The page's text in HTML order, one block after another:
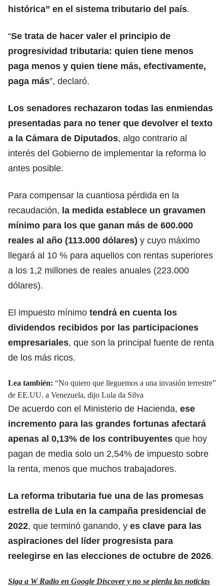
histórica” en el sistema tributario del país.
“Se trata de hacer valer el principio de
progresividad tributaria: quien tiene menos
paga menos y quien tiene más, efectivamente,
paga más”, declaró.
Los senadores rechazaron todas las enmiendas
presentadas para no tener que devolver el texto
a la Cámara de Diputados, algo contrario al
interés del Gobierno de implementar la reforma lo
antes posible.
Para compensar la cuantiosa pérdida en la
recaudación, la medida establece un gravamen
mínimo para los que ganan más de 600.000
reales al año (113.000 dólares) y cuyo máximo
llegará al 10 % para aquellos con rentas superiores
a los 1,2 millones de reales anuales (223.000
dólares).
El impuesto mínimo tendrá en cuenta los
dividendos recibidos por las participaciones
empresariales, que son la principal fuente de renta
de los más ricos.
Lea también: “No quiero que lleguemos a una invasión terrestre”
de EE.UU. a Venezuela, dijo Lula da Silva
De acuerdo con el Ministerio de Hacienda, ese
incremento para las grandes fortunas afectará
apenas al 0,13% de los contribuyentes que hoy
pagan de media solo un 2,54% de impuesto sobre
la renta, menos que muchos trabajadores.
La reforma tributaria fue una de las promesas
estrella de Lula en la campaña presidencial de
2022, que terminó ganando, y es clave para las
aspiraciones del líder progresista para
reelegirse en las elecciones de octubre de 2026.
Siga a W Radio en Google Discover y no se pierda las noticias